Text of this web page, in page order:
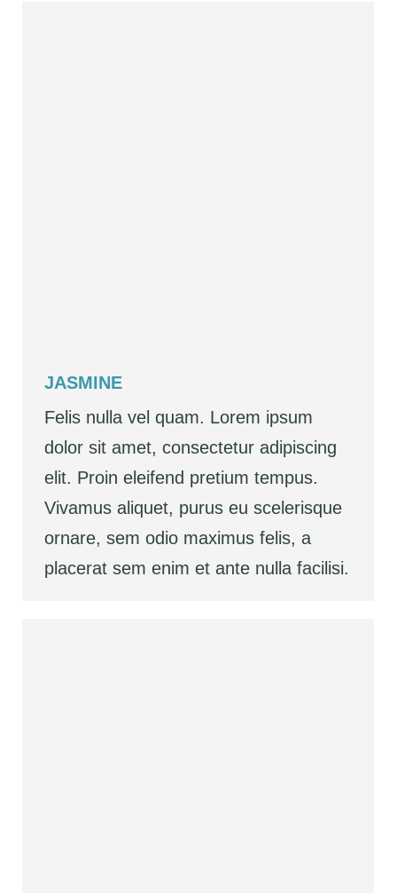
JASMINE
Felis nulla vel quam. Lorem ipsum
dolor sit amet, consectetur adipiscing
elit. Proin eleifend pretium tempus.
Vivamus aliquet, purus eu scelerisque
ornare, sem odio maximus felis, a
placerat sem enim et ante nulla facilisi.